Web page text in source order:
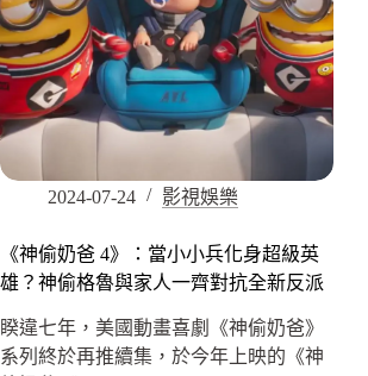
2024-07-24 影視娛樂
《神偷奶爸 4》：當小小兵化身超級英
雄？神偷格魯與家人一齊對抗全新反派
睽違七年，美國動畫喜劇《神偷奶爸》
系列終於再推續集，於今年上映的《神